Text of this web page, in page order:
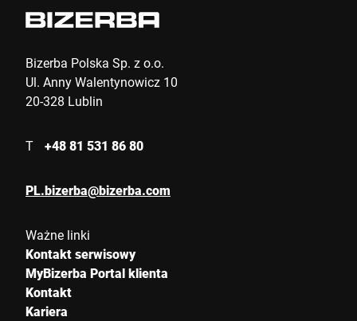
Miasto *
Kraj *
Wiadomość *
Niniejszym potwierdzam, że zgadzam się na wykorzystanie
moich danych do przetworzenia tego żądania Dalsze informacje
można znaleźć w
Bizerba Polska Sp. z o.o.
Ul. Anny Walentynowicz 10
20-328 Lublin
T +48 81 531 86 80
PL.bizerba@bizerba.com
Ważne linki
Kontakt serwisowy
MyBizerba Portal klienta
Kontakt
Kariera